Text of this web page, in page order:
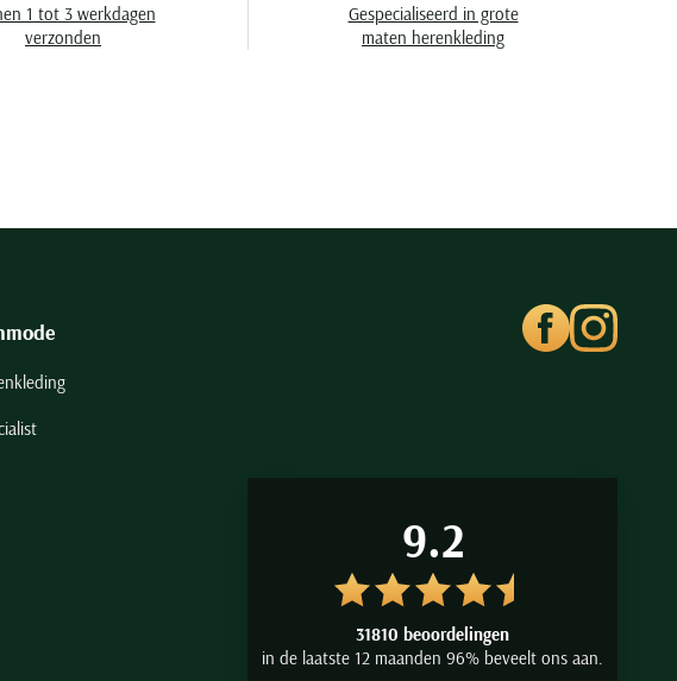
1 tot 3 werkdagen
verzonden
Gespecialiseerd in grote
maten herenkleding
9.2
31810 beoordelingen
in de laatste 12 maanden 96% beveelt ons aan.